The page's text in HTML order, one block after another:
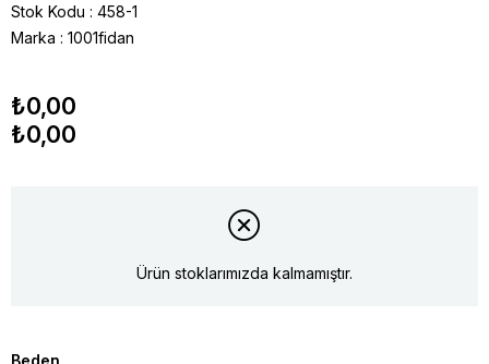
Stok Kodu
458-1
Marka : 1001fidan
₺0,00
₺0,00
Ürün stoklarımızda kalmamıştır.
Beden